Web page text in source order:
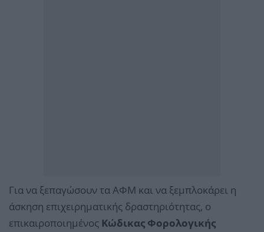
Για να ξεπαγώσουν τα ΑΦΜ και να ξεμπλοκάρει η
άσκηση επιχειρηματικής δραστηριότητας, ο
επικαιροποιημένος Κώδικας Φορολογικής